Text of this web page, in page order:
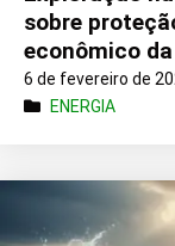
sobre
econômico
6 de fevereiro de
ENERGIA